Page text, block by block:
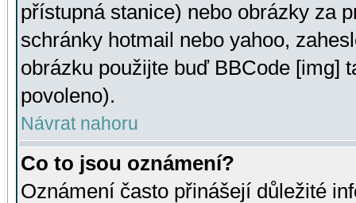
přístupná stanice) nebo obrázky za
schránky hotmail nebo yahoo,
obrázku použijte buď BBCode [img]
povoleno).
Návrat nahoru
Co to jsou oznámení?
Oznámení často přinášejí důležité